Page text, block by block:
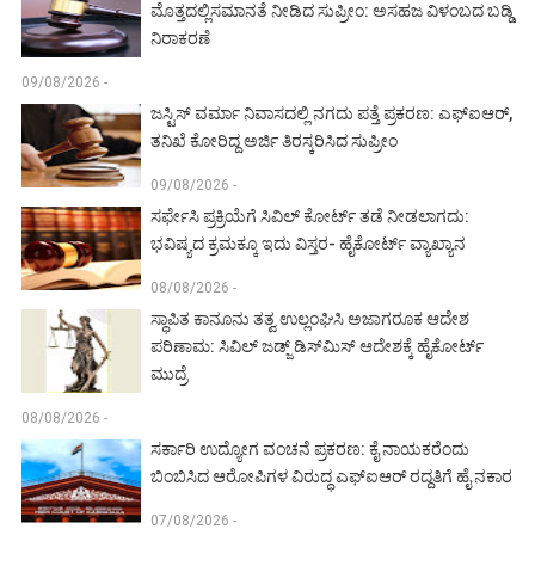
ಮೊತ್ತದಲ್ಲಿಸಮಾನತೆ ನೀಡಿದ ಸುಪ್ರೀಂ: ಅಸಹಜ ವಿಳಂಬದ ಬಡ್ಡಿ
ನಿರಾಕರಣೆ
09/08/2026 -
ಜಸ್ಟಿಸ್ ವರ್ಮಾ ನಿವಾಸದಲ್ಲಿ ನಗದು ಪತ್ತೆ ಪ್ರಕರಣ: ಎಫ್‌ಐಆರ್,
ತನಿಖೆ ಕೋರಿದ್ದ ಅರ್ಜಿ ತಿರಸ್ಕರಿಸಿದ ಸುಪ್ರೀಂ
09/08/2026 -
ಸರ್ಫೇಸಿ ಪ್ರಕ್ರಿಯೆಗೆ ಸಿವಿಲ್ ಕೋರ್ಟ್ ತಡೆ ನೀಡಲಾಗದು:
ಭವಿಷ್ಯದ ಕ್ರಮಕ್ಕೂ ಇದು ವಿಸ್ತರ- ಹೈಕೋರ್ಟ್ ವ್ಯಾಖ್ಯಾನ
08/08/2026 -
ಸ್ಥಾಪಿತ ಕಾನೂನು ತತ್ವ ಉಲ್ಲಂಘಿಸಿ ಅಜಾಗರೂಕ ಆದೇಶ
ಪರಿಣಾಮ: ಸಿವಿಲ್ ಜಡ್ಜ್ ಡಿಸ್‌ಮಿಸ್ ಆದೇಶಕ್ಕೆ ಹೈಕೋರ್ಟ್
ಮುದ್ರೆ
08/08/2026 -
ಸರ್ಕಾರಿ ಉದ್ಯೋಗ ವಂಚನೆ ಪ್ರಕರಣ: ಕೈ ನಾಯಕರೆಂದು
ಬಿಂಬಿಸಿದ ಆರೋಪಿಗಳ ವಿರುದ್ಧ ಎಫ್‌ಐಆರ್ ರದ್ದತಿಗೆ ಹೈ ನಕಾರ
07/08/2026 -